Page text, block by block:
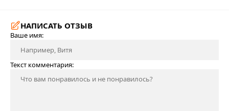
НАПИСАТЬ ОТЗЫВ
Ваше имя:
Текст комментария: